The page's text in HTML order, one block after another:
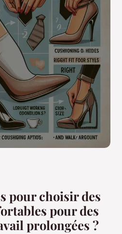
pour choisir des
pour des
prolongées ?